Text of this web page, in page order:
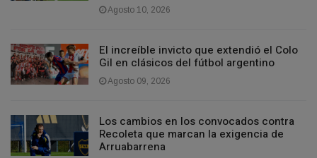
Agosto 10, 2026
El increíble invicto que extendió el Colo
Gil en clásicos del fútbol argentino
Agosto 09, 2026
Los cambios en los convocados contra
Recoleta que marcan la exigencia de
Arruabarrena